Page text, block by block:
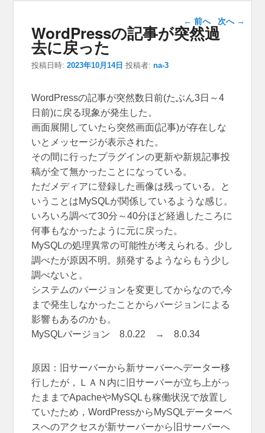
投稿ナビゲー
ション
← 前へ 次へ →
WordPressの記事が突然過
去に戻った
投稿日時:2023年10月14日 投稿者:na-3
WordPressの記事が突然数日前(たぶん3日～4
日前)に戻る現象が発生した。
画面展開していたら突然画面(記事)が存在しな
いとメッセージが表示された。
その間に行ったプラグインの更新や新規記事投
稿が全て無かったことになっている。
ただメディアに登録した画像は残っている。と
いうことはMySQLが関係しているような感じ。
いろいろ調べて30分～40分ほど経過したころに
何事もなかったように元に戻った。
MySQLの処理異常の可能性が考えられる。少し
調べたが原因不明。頻発するようならもう少し
調べないと。
システムのバージョンを変更してからなので,今
まで発生しなかったことからバージョンによる
影響もあるのかも。
MySQLバージョン 8.0.22 → 8.0.34
原因：旧サーバーから新サーバーへデーター移
行したが，ＬＡＮ内に旧サーバーが立ち上がっ
たままでApacheやMySQLも稼働状況で放置し
ていたため，WordPressからMySQLデーターベ
スへのアクセスが新サーバーから旧サーバーへ